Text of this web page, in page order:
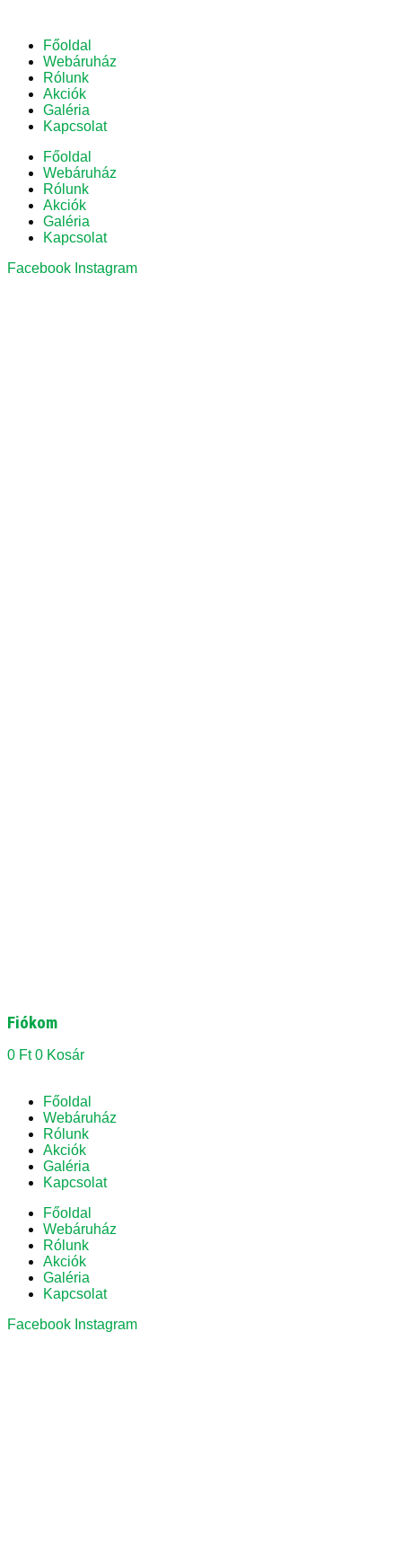
Főoldal
Webáruház
Rólunk
Akciók
Galéria
Kapcsolat
Főoldal
Webáruház
Rólunk
Akciók
Galéria
Kapcsolat
Facebook Instagram
Fiókom
0 Ft 0 Kosár
Főoldal
Webáruház
Rólunk
Akciók
Galéria
Kapcsolat
Főoldal
Webáruház
Rólunk
Akciók
Galéria
Kapcsolat
Facebook Instagram